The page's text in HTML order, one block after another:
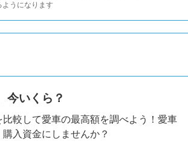
うになります
今いくら？
較して愛車の最高額を調べよう！愛車
入資金にしませんか？